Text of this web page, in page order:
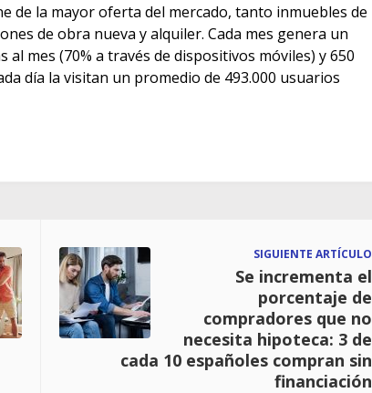
de la mayor oferta del mercado, tanto inmuebles de
de obra nueva y alquiler. Cada mes genera un
al mes (70% a través de dispositivos móviles) y 650
día la visitan un promedio de 493.000 usuarios
SIGUIENTE ARTÍCULO
Se incrementa el
porcentaje de
compradores que no
necesita hipoteca: 3 de
cada 10 españoles compran sin
financiación